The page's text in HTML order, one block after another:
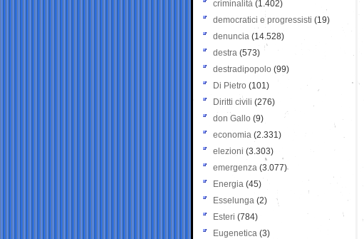
criminalità (1.402)
democratici e progressisti (19)
denuncia (14.528)
destra (573)
destradipopolo (99)
Di Pietro (101)
Diritti civili (276)
don Gallo (9)
economia (2.331)
elezioni (3.303)
emergenza (3.077)
Energia (45)
Esselunga (2)
Esteri (784)
Eugenetica (3)